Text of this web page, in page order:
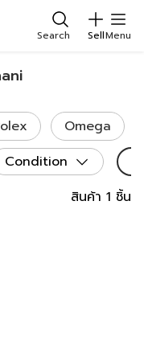
Search SellMenu
Omega
สินค้า 1 ชิ้น
Condition